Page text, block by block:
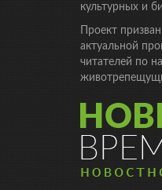
культурных и
Проект
актуальной
читателей по